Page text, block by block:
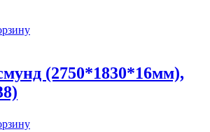
(2750*1830*16мм),